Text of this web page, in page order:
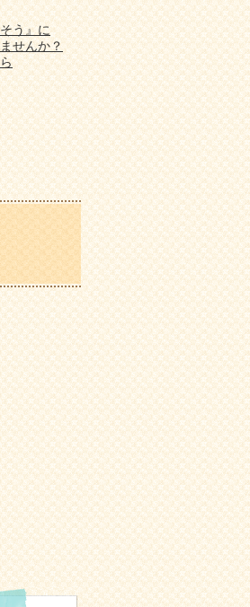
う』に
せんか？